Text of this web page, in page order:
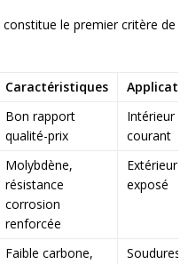
constitue le premier critère de
Caractéristiques
Bon rapport
qualité-prix
Intérieur
courant
Molybdène,
résistance
corrosion
renforcée
Extérieur
exposé
Faible carbone, Soudures